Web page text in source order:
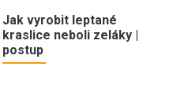
Jak vyrobit leptané
kraslice neboli zeláky |
postup